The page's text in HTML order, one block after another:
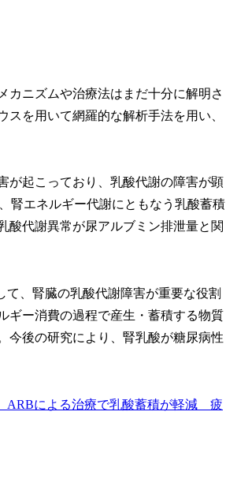
カニズムや治療法はまだ十分に解明さ
を用いて網羅的な解析手法を用い、
が起こっており、乳酸代謝の障害が顕
腎エネルギー代謝にともなう乳酸蓄積
酸代謝異常が尿アルブミン排泄量と関
、腎臓の乳酸代謝障害が重要な役割
ギー消費の過程で産生・蓄積する物質
今後の研究により、腎乳酸が糖尿病性
ARBによる治療で乳酸蓄積が軽減 疲